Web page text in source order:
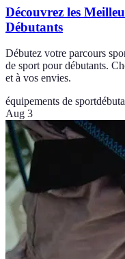
Découvrez les
Débutants
Débutez votre parcours
de sport pour débutants.
et à vos envies.
équipements de sport
Aug 3